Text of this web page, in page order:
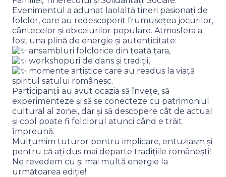
Evenimentul a adunat laolaltă tineri pasionați de
folclor, care au redescoperit frumusețea jocurilor,
cântecelor și obiceiurilor populare. Atmosfera a
fost una plină de energie și autenticitate:
ansambluri folclorice din toată țara,
workshopuri de dans și tradiții,
momente artistice care au readus la viață
spiritul satului românesc.
Participanții au avut ocazia să învețe, să
experimenteze și să se conecteze cu patrimoniul
cultural al zonei, dar și să descopere cât de actual
și cool poate fi folclorul atunci când e trăit
împreună.
Mulțumim tuturor pentru implicare, entuziasm și
pentru că ați dus mai departe tradițiile românești!
Ne revedem cu și mai multă energie la
următoarea ediție!